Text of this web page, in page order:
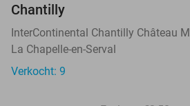
Chantilly
InterContinental Chantilly Château
La Chapelle-en-Serval
Verkocht: 9